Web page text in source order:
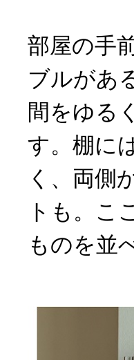
部屋の手
ブルがあ
間をゆる
す。棚に
く、両側
トも。こ
ものを並